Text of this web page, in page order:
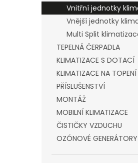
e
Vnitřní jednotky
Vnější jednotky
Multi Split
TEPELNÁ ČERPADLA
KLIMATIZACE S DOTACÍ
KLIMATIZACE NA TOPENÍ
PŘÍSLUŠENSTVÍ
MONTÁŽ
MOBILNÍ KLIMATIZACE
ČISTIČKY VZDUCHU
OZÓNOVÉ GENERÁTORY